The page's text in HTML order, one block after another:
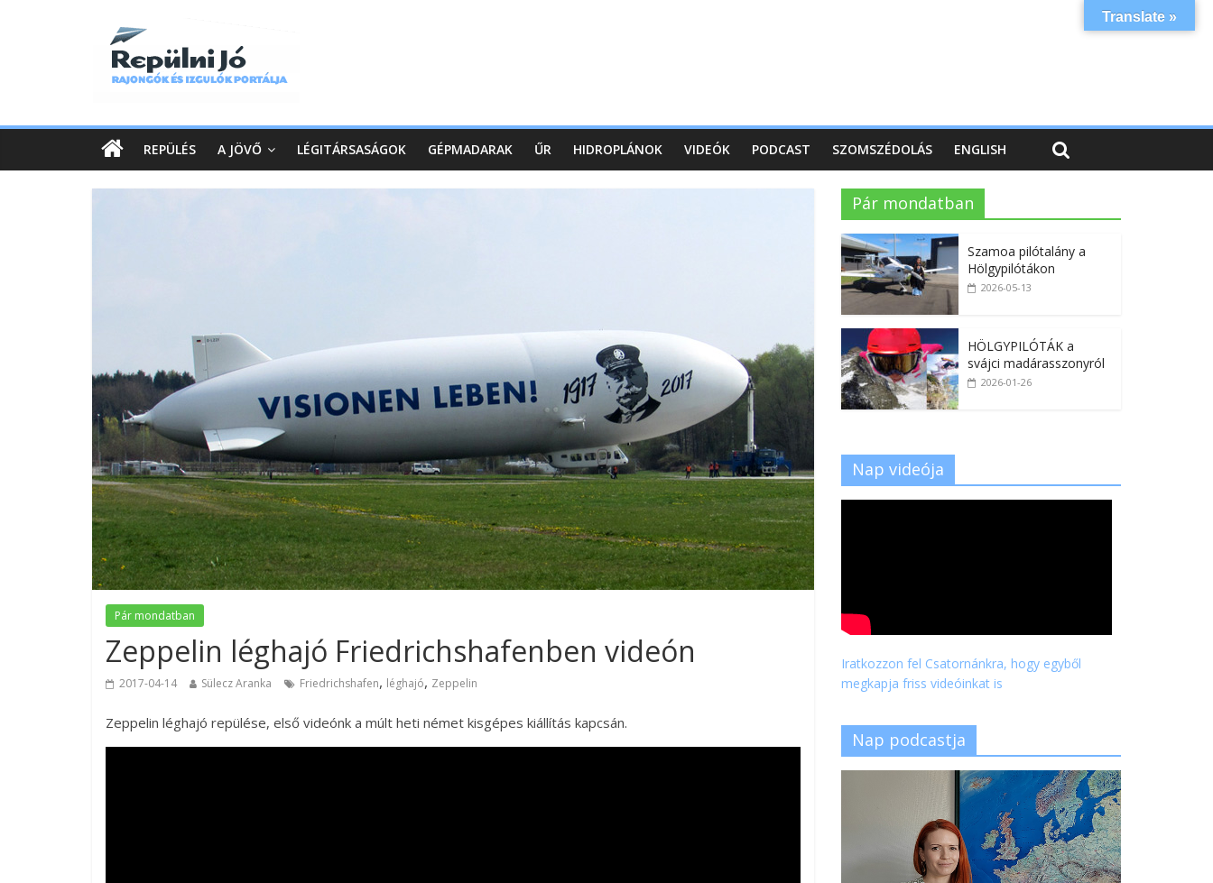
REPÜLÉS A JÖVŐ LÉGITÁRSASÁGOK GÉPMADARAK ŰR HIDROPLÁNOK VIDEÓK PODCAST SZOMSZÉDOLÁS ENGLISH
Pár mondatban
Zeppelin léghajó Friedrichshafenben videón
2017-04-14 Sülecz Aranka Friedrichshafen, léghajó, Zeppelin
Zeppelin léghajó repülése, első videónk a múlt heti német kisgépes kiállítás kapcsán.
Pár mondatban
Szamoa pilótalány a
Hölgypilótákon
2026-05-13
HÖLGYPILÓTÁK a
svájci madárasszonyról
2026-01-26
Nap videója
Iratkozzon fel Csatornánkra, hogy egyből
megkapja friss videóinkat is
Nap podcastja
Translate »